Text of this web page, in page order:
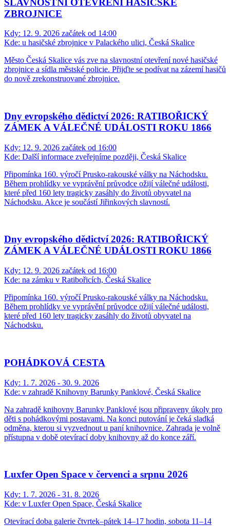
ZBROJNICE
Kdy: 12. 9. 2026 začátek od 14:00
Kde: u hasičské zbrojnice v Palackého ulici, Česká Skalice
Město Česká Skalice vás zve na slavnostní otevření nové hasičské
zbrojnice a sídla městské policie. Přijďte se podívat na zázemí hasičů
do nově zrekonstruované zbrojnice.
Dny evropského dědictví 2026: RATIBOŘICKÝ
ZÁMEK A VÁLEČNÉ UDÁLOSTI ROKU 1866
Kdy: 12. 9. 2026 začátek od 16:00
Kde: Další informace zveřejníme později, Česká Skalice
Připomínka 160. výročí Prusko-rakouské války na Náchodsku.
Během prohlídky ve vyprávění průvodce ožijí válečné události,
které před 160 lety tragicky zasáhly do životů obyvatel na
Náchodsku. Akce je součástí Jiřinkových slavností.
Dny evropského dědictví 2026: RATIBOŘICKÝ
ZÁMEK A VÁLEČNÉ UDÁLOSTI ROKU 1866
Kdy: 12. 9. 2026 začátek od 16:00
Kde: na zámku v Ratibořicích, Česká Skalice
Připomínka 160. výročí Prusko-rakouské války na Náchodsku.
Během prohlídky ve vyprávění průvodce ožijí válečné události,
které před 160 lety tragicky zasáhly do životů obyvatel na
Náchodsku.
POHÁDKOVÁ CESTA
Kdy: 1. 7. 2026 - 30. 9. 2026
Kde: v zahradě Knihovny Barunky Panklové, Česká Skalice
Na zahradě knihovny Barunky Panklové jsou připraveny úkoly pro
děti s pohádkovými postavami. Na konci putování je čeká sladká
odměna, kterou si vyzvednout u paní knihovnice. Zahrada je volně
přístupna v době otevírací doby knihovny až do konce září.
Luxfer Open Space v červenci a srpnu 2026
Kdy: 1. 7. 2026 - 31. 8. 2026
Kde: v Luxfer Open Space, Česká Skalice
Otevírací doba galerie čtvrtek–pátek 14–17 hodin, sobota 11–14